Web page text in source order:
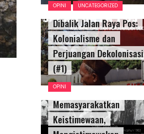
OPINI UNCATEGORIZED
Dibalik Jalan Raya Pos:
Kolonialisme dan
Perjuangan Dekolonisasi
(#1)
OPINI
Memasyarakatkan
Keistimewaan,